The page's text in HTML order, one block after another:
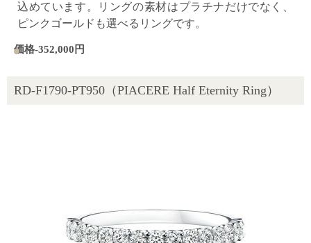
込めています。リングの素材はプラチナだけでなく、
ピンクゴールドも選べるリングです。
価格-352,000円
RD-F1790-PT950（PIACERE Half Eternity Ring）